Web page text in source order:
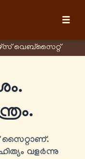
☰
വെബ്സൈറ്റ്
സൈറ്റാണ്.
വളർന്നു